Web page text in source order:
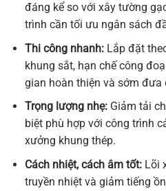
đáng kể so với xây tường
trình cần tối ưu ngân sách
Thi công nhanh:Lắp đặt
khung sắt, hạn chế công
gian hoàn thiện và sớm đưa
Trọng lượng nhẹ:Giảm tải
biệt phù hợp với công trình
xưởng khung thép.
Cách nhiệt, cách âm tốt:Lõi
truyền nhiệt và giảm tiếng